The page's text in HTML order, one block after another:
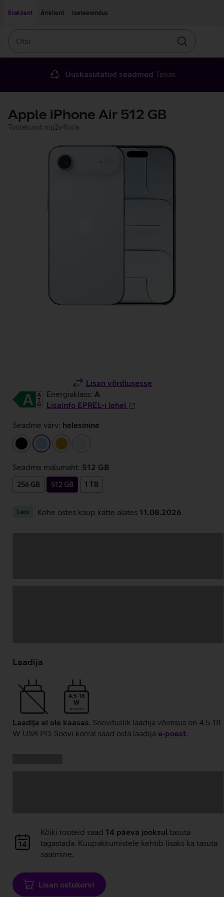
Eraklient
Äriklient Iseteenindus
Otsin
Uuskasutatud seadmed Telias
Apple iPhone Air 512 GB
Tootekood: mg2v4hx/a
Lisan võrdlusesse
Energiaklass: A
Lisainfo EPREL-i lehel
Seadme värv: helesinine
must
helesininekuldne
Seadme mälumaht: 512 GB
256 GB 512 GB 1 TB
Laos Kohe ostes kaup kätte alates 11.08.2026
laadimine
Laadija
4.5-18
W
USB PD
Laadija ei ole kaasas. Soovituslik laadija võimsus on 4.5-18
W USB PD. Soovi korral saad osta laadija e‑poest.
Andmete
laadimine
Kõiki tooteid saad 14 päeva jooksul tasuta
tagastada. Kuupakkumistele kehtib lisaks ka tasuta
saatmine.
Lisan ostukorvi